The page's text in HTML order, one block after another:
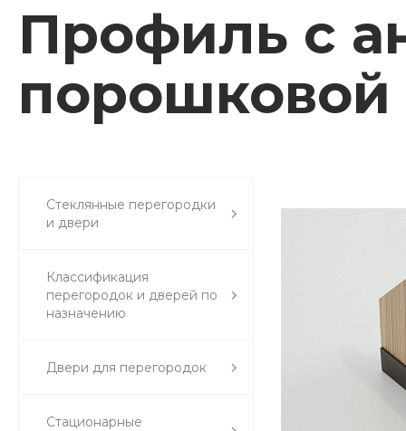
sale@rishe.ru
Профиль с
порошковой
Стеклянные перегородки
и двери
Классификация
перегородок и дверей по
назначению
Двери для перегородок
Стационарные